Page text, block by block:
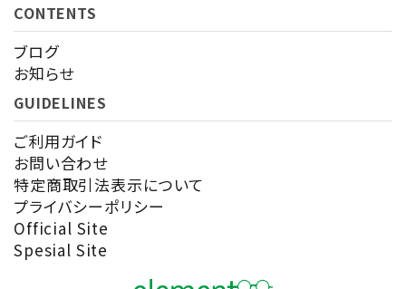
CONTENTS
ブログ
お知らせ
GUIDELINES
ご利用ガイド
お問い合わせ
特定商取引法表示について
プライバシーポリシー
Official Site
Spesial Site